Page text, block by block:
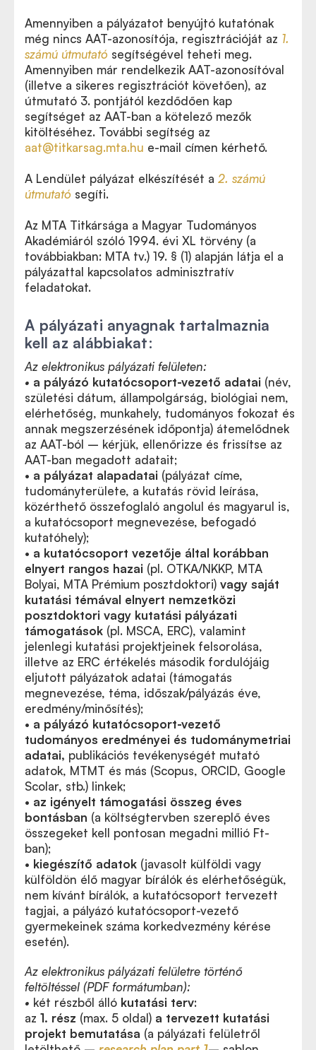
Amennyiben a pályázatot benyújtó kutatónak
még nincs AAT-azonosítója, regisztrációját az 1.
számú útmutató segítségével teheti meg.
Amennyiben már rendelkezik AAT-azonosítóval
(illetve a sikeres regisztrációt követően), az
útmutató 3. pontjától kezdődően kap
segítséget az AAT-ban a kötelező mezők
kitöltéséhez. További segítség az
aat@titkarsag.mta.hu e-mail címen kérhető.
A Lendület pályázat elkészítését a 2. számú
útmutató segíti.
Az MTA Titkársága a Magyar Tudományos
Akadémiáról szóló 1994. évi XL törvény (a
továbbiakban: MTA tv.) 19. § (1) alapján látja el a
pályázattal kapcsolatos adminisztratív
feladatokat.
A pályázati anyagnak tartalmaznia
kell az alábbiakat:
Az elektronikus pályázati felületen:
• a pályázó kutatócsoport-vezető adatai (név,
születési dátum, állampolgárság, biológiai nem,
elérhetőség, munkahely, tudományos fokozat és
annak megszerzésének időpontja) átemelődnek
az AAT-ból – kérjük, ellenőrizze és frissítse az
AAT-ban megadott adatait;
• a pályázat alapadatai (pályázat címe,
tudományterülete, a kutatás rövid leírása,
közérthető összefoglaló angolul és magyarul is,
a kutatócsoport megnevezése, befogadó
kutatóhely);
• a kutatócsoport vezetője által korábban
elnyert rangos hazai (pl. OTKA/NKKP, MTA
Bolyai, MTA Prémium posztdoktori) vagy saját
kutatási témával elnyert nemzetközi
posztdoktori vagy kutatási pályázati
támogatások (pl. MSCA, ERC), valamint
jelenlegi kutatási projektjeinek felsorolása,
illetve az ERC értékelés második fordulójáig
eljutott pályázatok adatai (támogatás
megnevezése, téma, időszak/pályázás éve,
eredmény/minősítés);
• a pályázó kutatócsoport-vezető
tudományos eredményei és tudománymetriai
adatai, publikációs tevékenységét mutató
adatok, MTMT és más (Scopus, ORCID, Google
Scolar, stb.) linkek;
• az igényelt támogatási összeg éves
bontásban (a költségtervben szereplő éves
összegeket kell pontosan megadni millió Ft-
ban);
• kiegészítő adatok (javasolt külföldi vagy
külföldön élő magyar bírálók és elérhetőségük,
nem kívánt bírálók, a kutatócsoport tervezett
tagjai, a pályázó kutatócsoport-vezető
gyermekeinek száma korkedvezmény kérése
esetén).
Az elektronikus pályázati felületre történő
feltöltéssel (PDF formátumban):
• két részből álló kutatási terv:
az 1. rész (max. 5 oldal) a tervezett kutatási
projekt bemutatása (a pályázati felületről